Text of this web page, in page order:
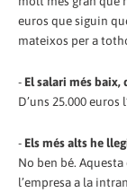
euros que siguin
mateixos per a
- El salari més baix,
D’uns 25.000 euros
- Els més alts he
No ben bé.
l’empresa a la